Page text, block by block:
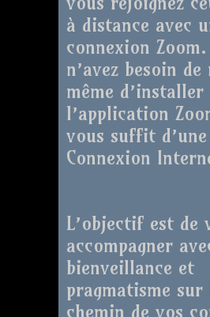
à distance avec
connexion
n’avez besoin
même d’installer
l’application
vous suffit d’une
Connexion
L’objectif est de
accompagner
bienveillance et
pragmatisme sur
chemin de vos